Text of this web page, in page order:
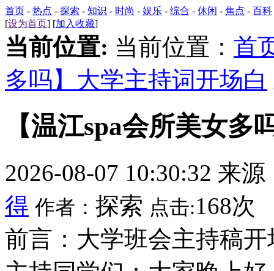
首页 - 热点 - 探索 - 知识 - 时尚 - 娱乐 - 综合 - 休闲 - 焦点 - 百科
[设为首页] [加入收藏]
当前位置: 当前位置： 首
多吗】大学主持词开场白
【温江spa会所美女
2026-08-07 10:30:32 来源
得 作者： 探索 点击:168次
前言：大学班会主持稿